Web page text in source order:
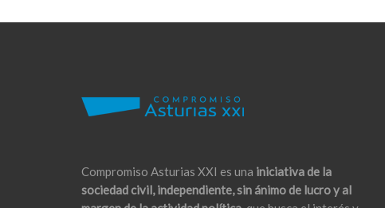
Compromiso Asturias XXI es una iniciativa de la
sociedad civil, independiente, sin ánimo de lucro y al